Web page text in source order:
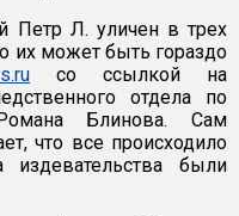
Петр Л. уличен в трех
их может быть гораздо
со ссылкой на
отдела по
Блинова. Сам
что все происходило
были